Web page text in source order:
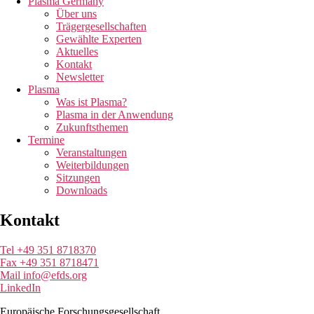
Über uns
Trägergesellschaften
Gewählte Experten
Aktuelles
Kontakt
Newsletter
Plasma
Was ist Plasma?
Plasma in der Anwendung
Zukunftsthemen
Termine
Veranstaltungen
Weiterbildungen
Sitzungen
Downloads
Kontakt
Tel +49 351 8718370
Fax +49 351 8718471
Mail info@efds.org
LinkedIn
Europäische Forschungsgesellschaft